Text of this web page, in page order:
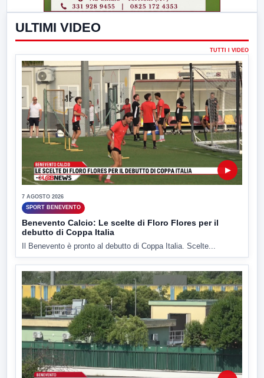
ULTIMI VIDEO
TUTTI I VIDEO
▶
7 AGOSTO 2026
SPORT BENEVENTO
Benevento Calcio: Le scelte di Floro Flores per il
debutto di Coppa Italia
Il Benevento è pronto al debutto di Coppa Italia. Scelte...